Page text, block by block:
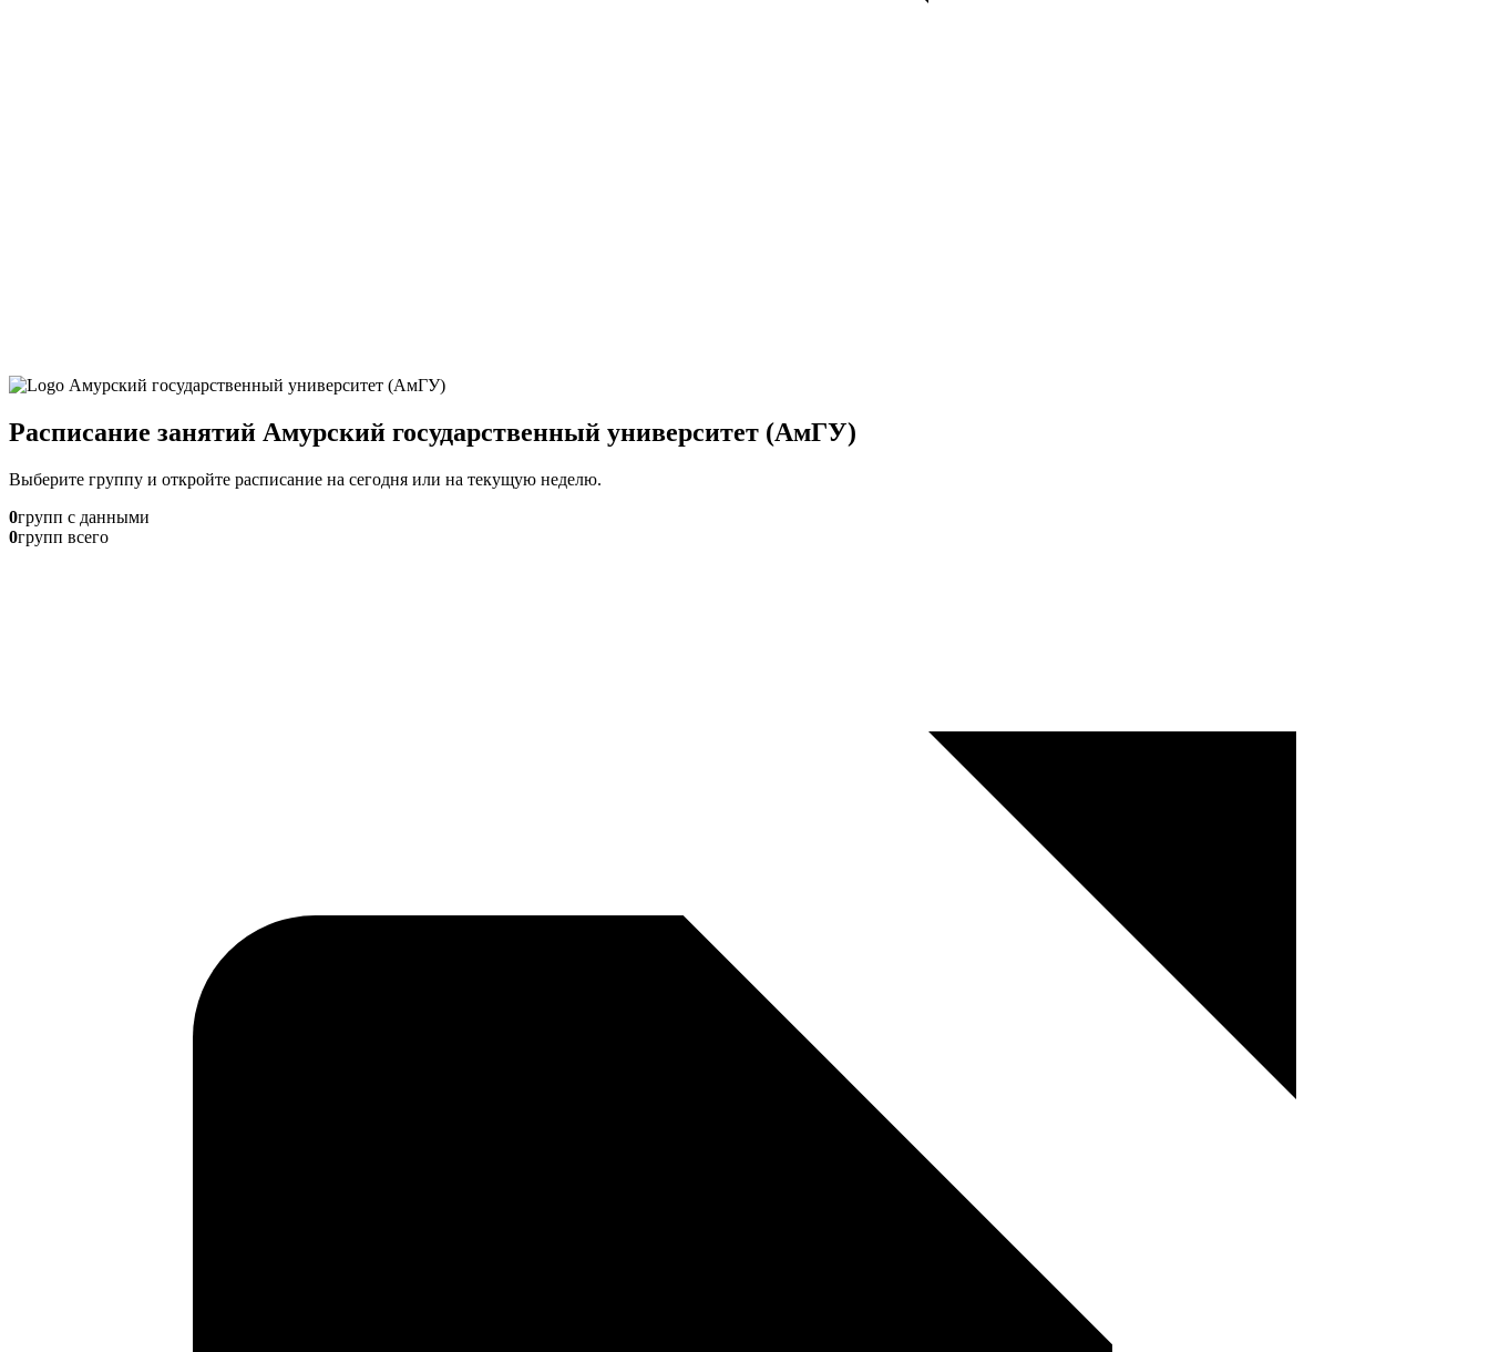
Расписание занятий Амурский государственный университет (АмГУ)
Выберите группу и откройте расписание на сегодня или на текущую неделю.
0групп с данными
0групп всего